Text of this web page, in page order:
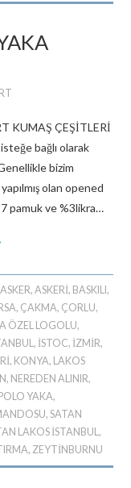
KUMAŞ ÇEŞİTLERİ
bağlı olarak
bizim
olan opened
pamuk ve %3likra…
ASKER, ASKERİ, BASKILI,
, ÇAKMA, ÇORLU,
ÖZEL LOGOLU,
, İSTOC, İZMIR,
, KONYA, LAKOS
, NEREDEN ALINIR,
YAKA,
,SATAN
LAKOS ISTANBUL,
, ZEYTINBURNU